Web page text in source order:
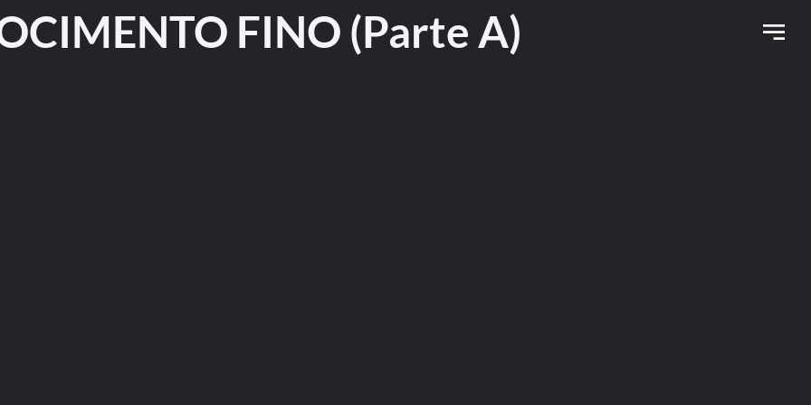
FINO (Parte A)